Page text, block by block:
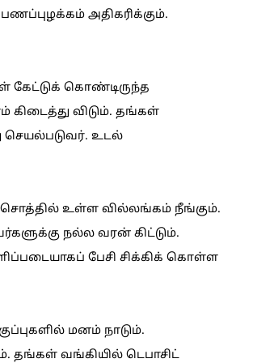
அதிகரிக்கும்.
கேட்டுக் கொண்டிருந்த
விடும். தங்கள்
செயல்படுவர். உடல்
சொத்தில் உள்ள வில்லங்கம் நீங்கும்.
நல்ல வரன் கிட்டும்.
பேசி சிக்கிக் கொள்ள
மனம் நாடும்.
தங்கள் வங்கியில் டெபாசிட்